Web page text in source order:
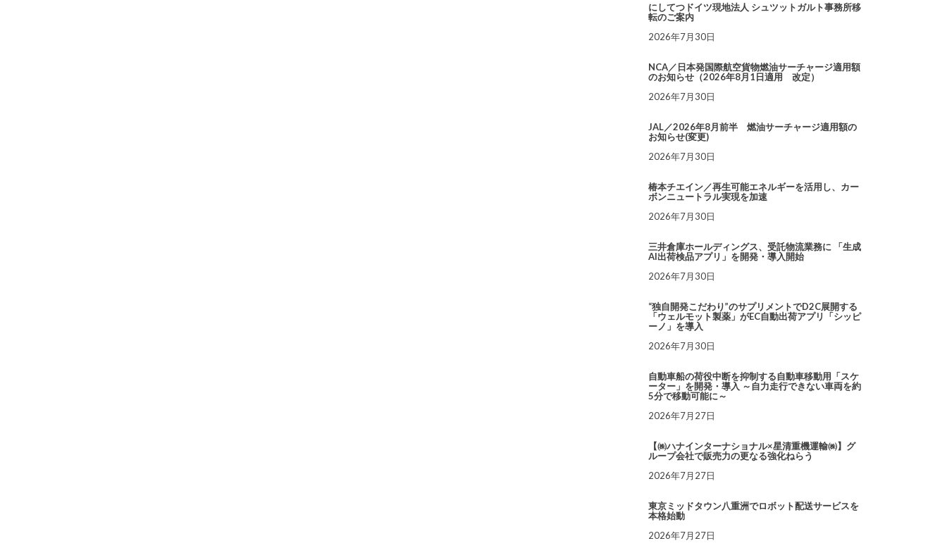
にしてつドイツ現地法人 シュツットガルト事務所移
転のご案内
2026年7月30日
NCA／日本発国際航空貨物燃油サーチャージ適用額
のお知らせ（2026年8月1日適用 改定）
2026年7月30日
JAL／2026年8月前半 燃油サーチャージ適用額の
お知らせ(変更)
2026年7月30日
椿本チエイン／再生可能エネルギーを活用し、カー
ボンニュートラル実現を加速
2026年7月30日
三井倉庫ホールディングス、受託物流業務に 「生成
AI出荷検品アプリ」を開発・導入開始
2026年7月30日
“独自開発こだわり”のサプリメントでD2C展開する
「ウェルモット製薬」がEC自動出荷アプリ「シッピ
ーノ」を導入
2026年7月30日
自動車船の荷役中断を抑制する自動車移動用「スケ
ーター」を開発・導入 ～自力走行できない車両を約
5分で移動可能に～
2026年7月27日
【㈱ハナインターナショナル×星清重機運輸㈱】グ
ループ会社で販売力の更なる強化ねらう
2026年7月27日
東京ミッドタウン八重洲でロボット配送サービスを
本格始動
2026年7月27日